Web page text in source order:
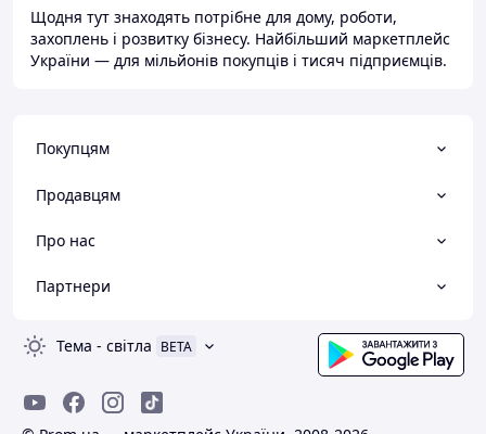
Щодня тут знаходять потрібне для дому, роботи,
захоплень і розвитку бізнесу. Найбільший маркетплейс
України — для мільйонів покупців і тисяч підприємців.
Покупцям
Продавцям
Про нас
Партнери
Тема - світла BETA